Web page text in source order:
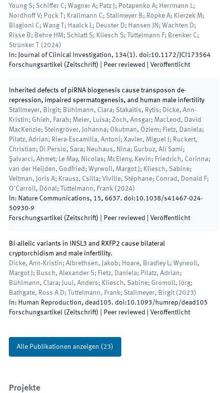
Young S; Schiffer C; Wagner A; Patz J; Potapenko A; Herrmann L;
Nordhoff V; Pock T; Krallmann C; Stallmeyer B; Röpke A; Kierzek M;
Biagioni C; Wang T; Haalck L; Deuster D; Hansen JN; Wachten D;
Risse B; Behre HM; Schlatt S; Kliesch S; Tüttelmann F; Brenker C;
Strünker T
( 2024)
In: Journal of Clinical Investigation, 134(1). doi:10.1172/JCI173564
Forschungsartikel (Zeitschrift) | Peer reviewed Veröffentlicht
Inherited defects of piRNA biogenesis cause transposon de-
repression, impaired spermatogenesis, and human male infertility
Stallmeyer, Birgit; Bühlmann, Clara; Stakaitis, Rytis; Dicke, Ann-
Kristin; Ghieh, Farah; Meier, Luisa; Zoch, Ansgar; MacLeod, David
MacKenzie; Steingröver, Johanna; Okutman, Özlem; Fietz, Daniela;
Pilatz, Adrian; Riera-Escamilla, Antoni; Xavier, Miguel J; Ruckert,
Christian; Di Persio, Sara; Neuhaus, Nina; Gurbuz, Ali Sami;
Şalvarci, Ahmet; Le May, Nicolas; McEleny, Kevin; Friedrich, Corinna;
van der Heijden, Godfried; Wyrwoll, Margot J; Kliesch, Sabine;
Veltman, Joris A; Krausz, Csilla; Viville, Stéphane; Conrad, Donald F;
O'Carroll, Dónal; Tüttelmann, Frank ( 2024)
In: Nature Communications, 15, 6637. doi:10.1038/s41467-024-
50930-9
Forschungsartikel (Zeitschrift) | Peer reviewed Veröffentlicht
Bi-allelic variants in INSL3 and RXFP2 cause bilateral
cryptorchidism and male infertility.
Dicke, Ann-Kristin; Albrethsen, Jakob; Hoare, Bradley L; Wyrwoll,
Margot J; Busch, Alexander S; Fietz, Daniela; Pilatz, Adrian;
Bühlmann, Clara; Juul, Anders; Kliesch, Sabine; Gromoll, Jörg;
Bathgate, Ross A D; Tüttelmann, Frank; Stallmeyer, Birgit ( 2023)
In: Human Reproduction, dead105. doi:10.1093/humrep/dead105
Forschungsartikel (Zeitschrift) | Peer reviewed Veröffentlicht
Alle Publikationen anzeigen (23)
Projekte